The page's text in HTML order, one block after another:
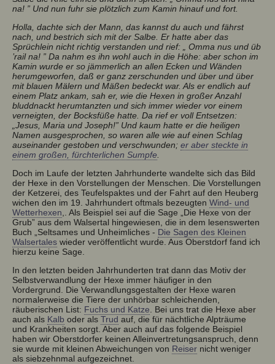
na! ” Und nun fuhr sie plötzlich zum Kamin hinauf und fort.
Holla, dachte sich der Mann, das kannst du auch und fährst
nach, und bestrich sich mit der Salbe. Er hatte aber das
Sprüchlein nicht richtig verstanden und rief: „ Omma nus und üb
’rail na! ” Da nahm es ihn wohl auch in die Höhe: aber schon im
Kamin wurde er so jämmerlich an allen Ecken und Wänden
herumgeworfen, daß er ganz zerschunden und über und über
mit blauen Mälern und Mäßen bedeckt war. Als er endlich auf
einem Platz ankam, sah er, wie die Hexen in großer Anzahl
bluddnackt herumtanzten und sich immer wieder vor einem
verneigten, der Bocksfüße hatte. Da rief er voll Entsetzen:
„Jesus, Maria und Joseph!” Und kaum hatte er die heiligen
Namen ausgesprochen, so waren alle wie auf einen Schlag
auseinander gestoben und verschwunden; er aber steckte in
einem großen, fürchterlichen Sumpfe
Doch im Laufe der letzten Jahrhunderte wandelte sich das Bild
der Hexe in den Vorstellungen der Menschen. Die Vorstellungen
der Ketzerei, des Teufelspaktes und der Fahrt auf den Heuberg
wichen den im 19. Jahrhundert oftmals bezeugten Wind- und
Wetterhexen ,. Als Beispiel sei auf die Sage „Die Hexe von der
Grub” aus dem Walsertal hingewiesen, die in dem lesenswerten
Buch „Seltsames und Unheimliches - Die Sagen des Kleinen
Walsertales wieder veröffentlicht wurde. Aus Oberstdorf fand ich
hierzu keine Sage.
In den letzten beiden Jahrhunderten trat dann das Motiv der
Selbstverwandlung der Hexe immer häufiger in den
Vordergrund. Die Verwandlungsgestalten der Hexe waren
normalerweise die Tiere der unhörbar schleichenden,
räuberischen List: Fuchs und Katze . Bei uns trat die Hexe aber
auch als Kalb oder als Trud auf, die für nächtliche Alpträume
und Krankheiten sorgt. Aber auch auf das folgende Beispiel
haben wir Oberstdorfer keinen Alleinvertretungsanspruch, denn
sie wurde mit kleinen Abweichungen von Reiser nicht weniger
als siebzehnmal aufgezeichnet.